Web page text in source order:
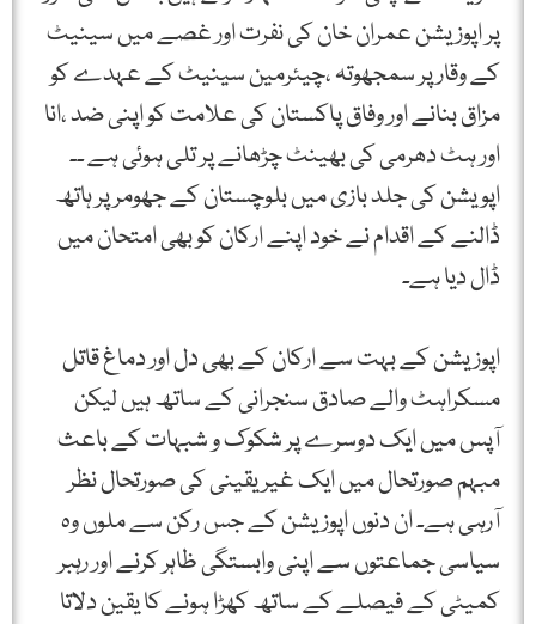
پر اپوزیشن عمران خان کی نفرت اور غصے میں سینیٹ
کے وقار پر سمجھوتہ ،چیئرمین سینیٹ کے عہدے کو
مزاق بنانے اور وفاق پاکستان کی علامت کو اپنی ضد ،انا
اور ہٹ دھرمی کی بھینٹ چڑھانے پر تلی ہوئی ہے ۔۔
اپویشن کی جلد بازی میں بلوچستان کے جھومر پر ہاتھ
ڈالنے کے اقدام نے خود اپنے ارکان کو بھی امتحان میں
ڈال دیا ہے۔
اپوزیشن کے بہت سے ارکان کے بھی دل اور دماغ قاتل
مسکراہٹ والے صادق سنجرانی کے ساتھ ہیں لیکن
آپس میں ایک دوسرے پر شکوک و شبہات کے باعث
مبہم صورتحال میں ایک غیر یقینی کی صورتحال نظر
آرہی ہے۔ ان دنوں اپوزیشن کے جس رکن سے ملوں وہ
سیاسی جماعتوں سے اپنی وابستگی ظاہر کرنے اور رہبر
کمیٹی کے فیصلے کے ساتھ کھڑا ہونے کا یقین دلاتا